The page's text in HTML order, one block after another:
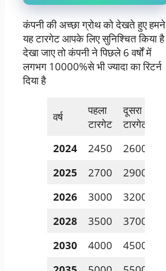
कंपनी की अच्छा ग्रोथ को देखते हुए हमने
यह टारगेट आपके लिए सुनिश्चित किया है
देखा जाए तो कंपनी ने पिछले 6 वर्षों में
लगभग 10000%से भी ज्यादा का रिटर्न
दिया है
वर्ष
पहला
टारगेट
दूसरा
टारगेट
2024
2450
2600
2025
2700
2900
2026
3000
3200
2028
3500
3700
2030
4000
4500